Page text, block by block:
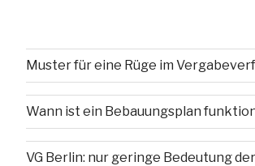
Muster für eine Rüge im
Wann ist ein Bebauungsplan
VG Berlin: nur geringe Bedeutung der